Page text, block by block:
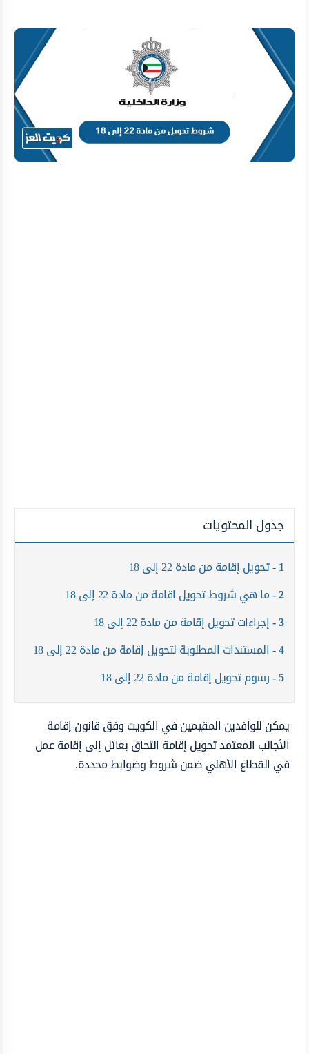
جدول المحتويات
1 تحويل إقامة من مادة 22 إلى 18
2 ما هي شروط تحويل اقامة من مادة 22 إلى 18
3 إجراءات تحويل إقامة من مادة 22 إلى 18
4 المستندات المطلوبة لتحويل إقامة من مادة 22 إلى 18
5 رسوم تحويل إقامة من مادة 22 إلى 18
يمكن للوافدين المقيمين في الكويت وفق قانون إقامة
الأجانب المعتمد تحويل إقامة التحاق بعائل إلى إقامة عمل
في القطاع الأهلي ضمن شروط وضوابط محددة.